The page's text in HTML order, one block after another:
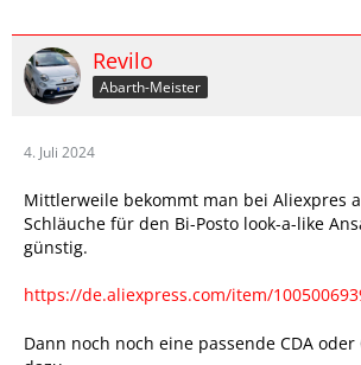
Revilo
Abarth-Meister
4. Juli 2024
Mittlerweile bekommt man bei Aliexpres
Schläuche für den Bi-Posto look-a-like
günstig.
https://de.aliexpress.com/item/
Dann noch noch eine passende CDA oder